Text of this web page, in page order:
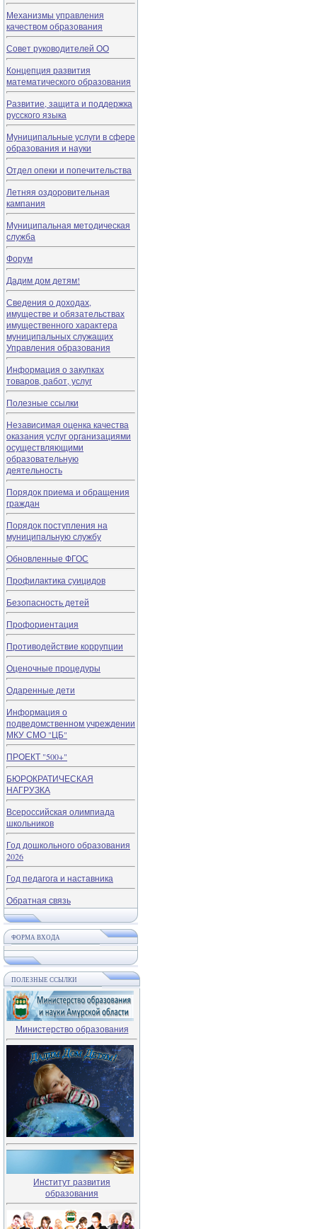
Механизмы управления
качеством образования
Совет руководителей ОО
Концепция развития
математического образования
Развитие, защита и поддержка
русского языка
Муниципальные услуги в сфере
образования и науки
Отдел опеки и попечительства
Летняя оздоровительная
кампания
Муниципальная методическая
служба
Форум
Дадим дом детям!
Сведения о доходах,
имуществе и обязательствах
имущественного характера
муниципальных служащих
Управления образования
Информация о закупках
товаров, работ, услуг
Полезные ссылки
Независимая оценка качества
оказания услуг организациями
осуществляющими
образовательную
деятельность
Порядок приема и обращения
граждан
Порядок поступления на
муниципальную службу
Обновленные ФГОС
Профилактика суицидов
Безопасность детей
Профориентация
Противодействие коррупции
Оценочные процедуры
Одаренные дети
Информация о
подведомственном учреждении
МКУ СМО "ЦБ"
ПРОЕКТ "500+"
БЮРОКРАТИЧЕСКАЯ
НАГРУЗКА
Всероссийская олимпиада
школьников
Год дошкольного образования
2026
Год педагога и наставника
Обратная связь
ФОРМА ВХОДА
ПОЛЕЗНЫЕ ССЫЛКИ
Министерство образования
Институт развития
образования